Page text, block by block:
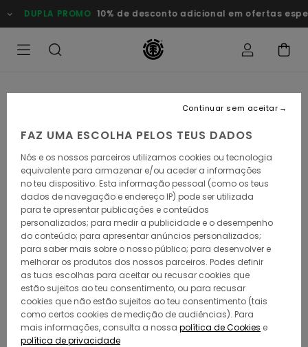
para
a
DUPLA PROMO 10% de desconto adicional em ofertas
FAZ UMA ESCOLHA PELOS TEUS DADOS
Nós e os nossos parceiros utilizamos cookies ou tecnologia
equivalente para armazenar e/ou aceder a informações
no teu dispositivo. Esta informação pessoal (como os teus
dados de navegação e endereço IP) pode ser utilizada
para te apresentar publicações e conteúdos
personalizados; para medir a publicidade e o desempenho
do conteúdo; para apresentar anúncios personalizados;
para saber mais sobre o nosso público; para desenvolver e
melhorar os produtos dos nossos parceiros. Podes definir
as tuas escolhas para aceitar ou recusar cookies que
estão sujeitos ao teu consentimento, ou para recusar
cookies que não estão sujeitos ao teu consentimento (tais
como certos cookies de medição de audiências). Para
mais informações, consulta a nossa política de Cookies e
política de privacidade
Continuar sem aceitar